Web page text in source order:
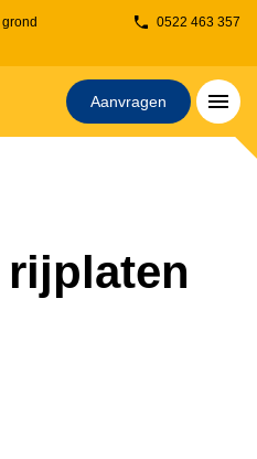
transport, rijplaten en
0522 463 357
Aanvragen